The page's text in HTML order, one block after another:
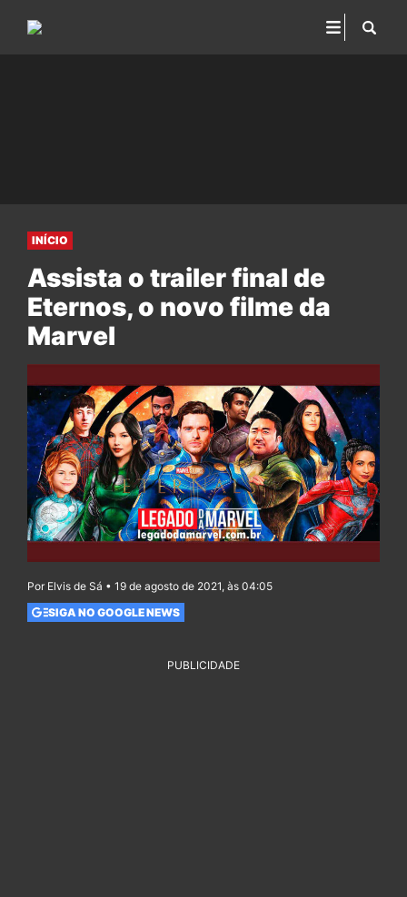
INÍCIO
Assista o trailer final de
Eternos, o novo filme da
Marvel
Por Elvis de Sá • 19 de agosto de 2021, às 04:05
SIGA NO GOOGLE NEWS
PUBLICIDADE